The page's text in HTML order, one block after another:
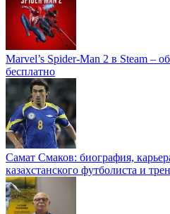
Marvel’s Spider-Man 2 в Steam –
бесплатно
Самат Смаков: биография,
казахстанского футболиста и